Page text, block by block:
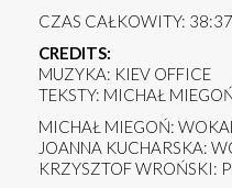
CZAS CAŁKOWITY: 38:37
CREDITS:
MUZYKA: KIEV OFFICE
TEKSTY: MICHAŁ
MICHAŁ MIEGOŃ:
JOANNA KUCHARSKA:
KRZYSZTOF WROŃSKI: